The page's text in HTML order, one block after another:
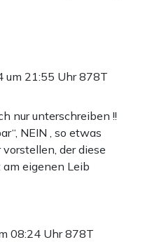
um 21:55 Uhr878T
nur unterschreiben !!
NEIN , so etwas
der diese
eigenen Leib
08:24 Uhr878T